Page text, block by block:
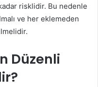
risklidir. Bu nedenle
ve her eklemeden
Düzenli